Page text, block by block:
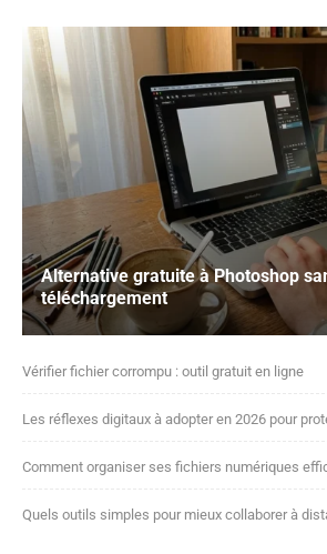
Alternative gratuite à Photoshop
téléchargement
Vérifier fichier corrompu : outil gratuit en ligne
Les réflexes digitaux à adopter en 2026 pour
Comment organiser ses fichiers numériques
Quels outils simples pour mieux collaborer à